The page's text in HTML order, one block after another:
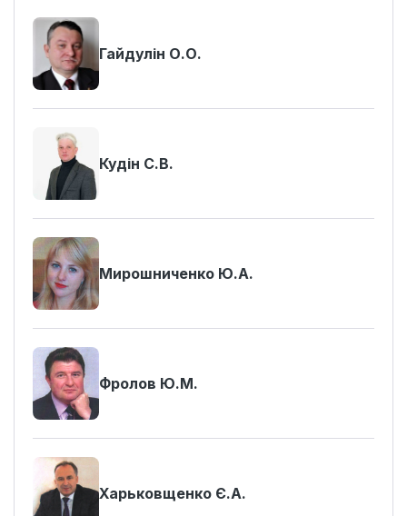
Гайдулін О.О.
Кудін С.В.
Мирошниченко Ю.А.
Фролов Ю.М.
Харьковщенко Є.А.